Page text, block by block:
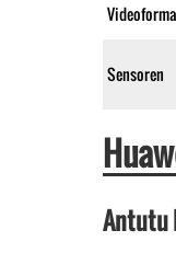
Sensoren
Antutu